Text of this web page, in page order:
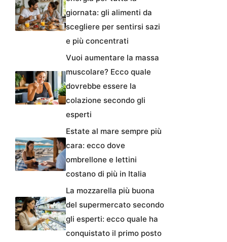
giornata: gli alimenti da
scegliere per sentirsi sazi
e più concentrati
Vuoi aumentare la massa
muscolare? Ecco quale
dovrebbe essere la
colazione secondo gli
esperti
Estate al mare sempre più
cara: ecco dove
ombrellone e lettini
costano di più in Italia
La mozzarella più buona
del supermercato secondo
gli esperti: ecco quale ha
conquistato il primo posto